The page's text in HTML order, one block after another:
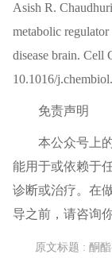
Asish R.
metabolic
disease brain. Cell
10.1016/
免责声明
本公众号上
能用于或依赖于
诊断或治疗。在
导之前，请咨询
原文标题 : 酮